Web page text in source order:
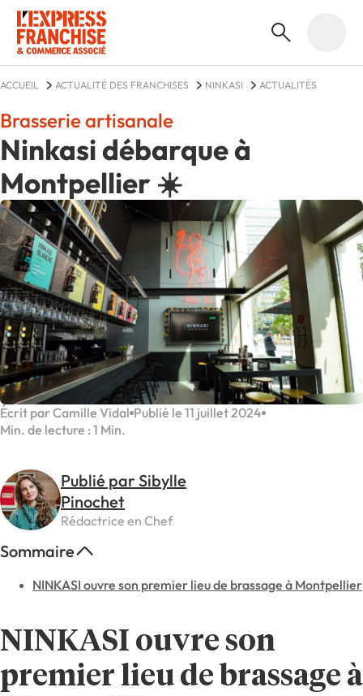
ACCUEIL ACTUALITÉ DES FRANCHISES NINKASI ACTUALITÉS
Ninkasi débarque à
Montpellier ☀️
Brasserie artisanale
Écrit par Camille Vidal Publié le 11 juillet 2024
Min. de lecture : 1 Min.
Publié par Sibylle
Pinochet
Rédactrice en Chef
Sommaire
NINKASI ouvre son premier lieu de brassage à Montpellier
NINKASI ouvre son
premier lieu de brassage à